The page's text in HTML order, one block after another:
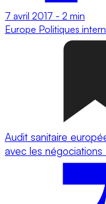
7 avril 2017 - 2 min
Europe Politiques
Audit sanitaire
avec les négociations